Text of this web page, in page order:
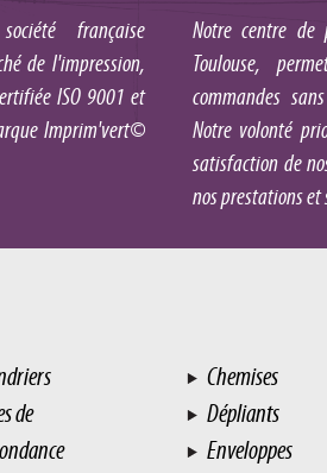
française
de l'impression,
ISO 9001 et
Imprim'vert©
Notre centre de
Toulouse,
commandes
Notre volonté
satisfaction de
nos prestations et
de
Chemises
Dépliants
Enveloppes